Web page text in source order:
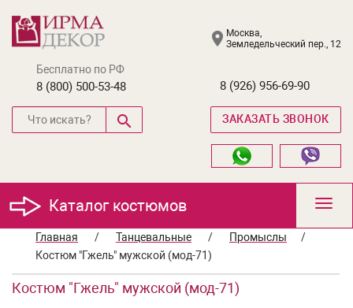
Москва,
Земледельческий пер., 12
Бесплатно по РФ
8 (800) 500-53-48 8 (926) 956-69-90
ЗАКАЗАТЬ ЗВОНОК
Каталог костюмов
Главная
/ Танцевальные / Промыслы
/
Костюм "Гжель" мужской (мод-71)
Костюм "Гжель" мужской (мод-71)